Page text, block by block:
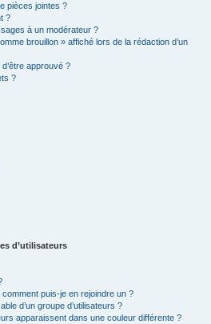
pièces jointes ?
?
à un modérateur ?
brouillon » affiché lors de la rédaction d’un
approuvé ?
?
d’utilisateurs
puis-je en rejoindre un ?
d’un groupe d’utilisateurs ?
apparaissent dans une couleur différente ?